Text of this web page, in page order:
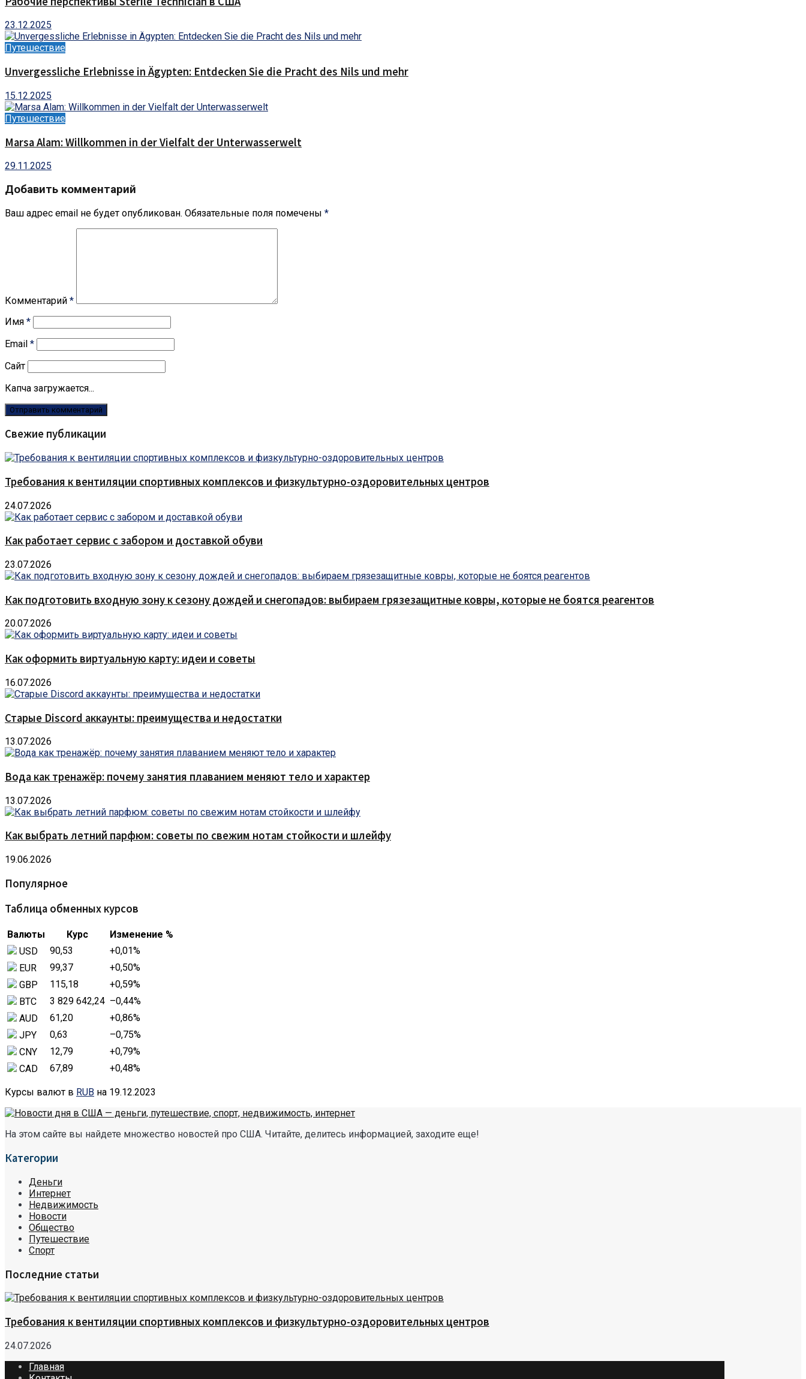
23.12.2025
Путешествие
Unvergessliche Erlebnisse in Ägypten: Entdecken Sie die Pracht des Nils und mehr
15.12.2025
Путешествие
Marsa Alam: Willkommen in der Vielfalt der Unterwasserwelt
29.11.2025
Добавить комментарий
Ваш адрес email не будет опубликован. Обязательные поля помечены *
Комментарий *
Имя *
Email *
Сайт
Капча загружается...
Свежие публикации
Требования к вентиляции спортивных комплексов и физкультурно-оздоровительных центров
24.07.2026
Как работает сервис с забором и доставкой обуви
23.07.2026
Как подготовить входную зону к сезону дождей и снегопадов: выбираем грязезащитные ковры, которые не боятся реагентов
20.07.2026
Как оформить виртуальную карту: идеи и советы
16.07.2026
Старые Discord аккаунты: преимущества и недостатки
13.07.2026
Вода как тренажёр: почему занятия плаванием меняют тело и характер
13.07.2026
Как выбрать летний парфюм: советы по свежим нотам стойкости и шлейфу
19.06.2026
Популярное
Таблица обменных курсов
Валюты Курс
Изменение %
USD
90,53 +0,01%
EUR
99,37 +0,50%
GBP
115,18 +0,59%
BTC
3 829 642,24 –0,44%
AUD
61,20 +0,86%
JPY
0,63 –0,75%
CNY
12,79 +0,79%
CAD
67,89 +0,48%
Курсы валют в RUB на 19.12.2023
На этом сайте вы найдете множество новостей про США. Читайте, делитесь информацией, заходите еще!
Категории
Деньги
Интернет
Недвижимость
Новости
Общество
Путешествие
Спорт
Последние статьи
Требования к вентиляции спортивных комплексов и физкультурно-оздоровительных центров
24.07.2026
Главная